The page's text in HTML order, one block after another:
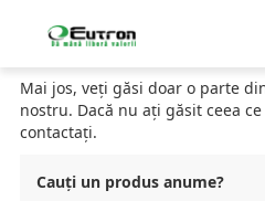
CATALOG
Mai jos, veți găsi doar o parte
nostru. Dacă nu ați găsit ceea
contactați.
Cauți un produs anume?